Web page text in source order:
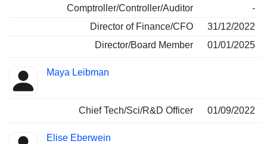
Comptroller/Controller/Auditor
-
Director of Finance/CFO
31/12/2022
Director/Board Member
01/01/2025
Maya Leibman
Chief Tech/Sci/R&D Officer 01/09/2022
Elise Eberwein